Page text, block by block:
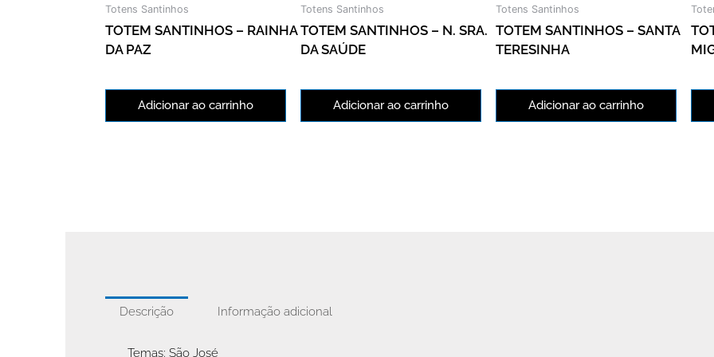
Totens Santinhos
TOTEM SANTINHOS – RAINHA
DA PAZ
Adicionar ao carrinho
Totens Santinhos
TOTEM SANTINHOS – N. SRA.
DA SAÚDE
Adicionar ao carrinho
Totens Santinhos
TOTEM SANTINHOS – SANTA
TERESINHA
Adicionar ao carrinho
Descrição Informação adicional
_Temas: São José